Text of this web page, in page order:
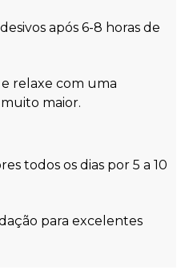
após 6-8 horas de
relaxe com uma
maior.
todos os dias por 5 a 10
para excelentes